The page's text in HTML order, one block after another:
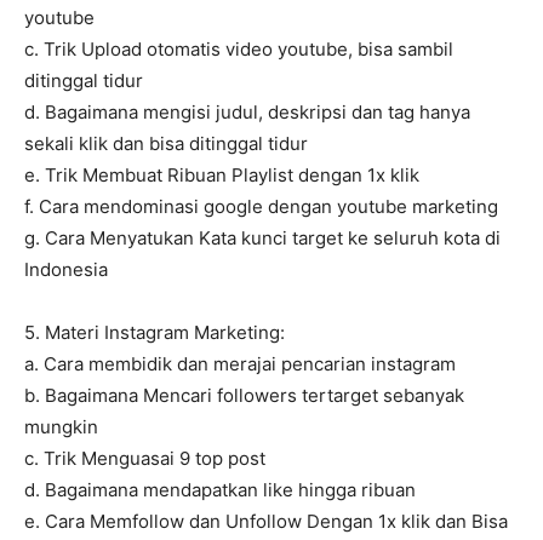
youtube
c. Trik Upload otomatis video youtube, bisa sambil
ditinggal tidur
d. Bagaimana mengisi judul, deskripsi dan tag hanya
sekali klik dan bisa ditinggal tidur
e. Trik Membuat Ribuan Playlist dengan 1x klik
f. Cara mendominasi google dengan youtube marketing
g. Cara Menyatukan Kata kunci target ke seluruh kota di
Indonesia
5. Materi Instagram Marketing:
a. Cara membidik dan merajai pencarian instagram
b. Bagaimana Mencari followers tertarget sebanyak
mungkin
c. Trik Menguasai 9 top post
d. Bagaimana mendapatkan like hingga ribuan
e. Cara Memfollow dan Unfollow Dengan 1x klik dan Bisa